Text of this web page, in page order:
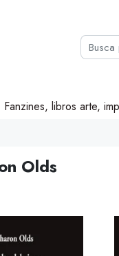
Fanzines, libros arte,
Olds